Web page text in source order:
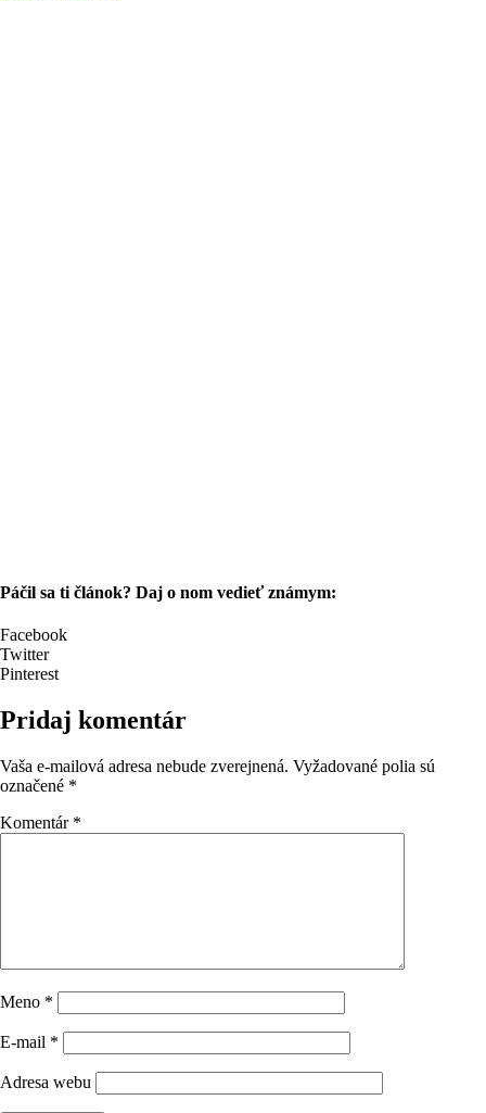
Páčil sa ti článok? Daj o nom vedieť známym:
Facebook
Twitter
Pinterest
Pridaj komentár
Vaša e-mailová adresa nebude zverejnená. Vyžadované polia sú
označené *
Komentár *
Meno *
E-mail *
Adresa webu